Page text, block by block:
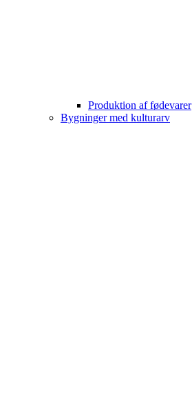
Produktion af fødevarer
Bygninger med kulturarv